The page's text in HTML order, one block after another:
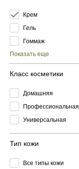
Крем
Гель
Гоммаж
Показать еще
Класс косметики
Домашняя
Профессиональная
Универсальная
Тип кожи
Все типы кожи